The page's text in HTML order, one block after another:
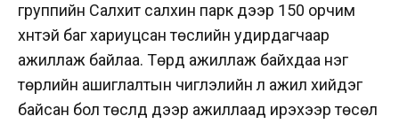
группийн Салхит салхин парк дээр 150 орчим
хүнтэй баг хариуцсан төслийн удирдагчаар
ажиллаж байлаа. Төрд ажиллаж байхдаа нэг
төрлийн ашиглалтын чиглэлийн л ажил хийдэг
байсан бол төслүүд дээр ажиллаад ирэхээр төсөл